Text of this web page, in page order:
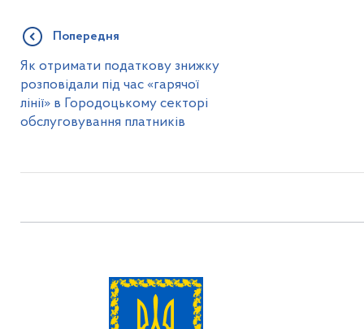
Попередня
Як отримати податкову знижку
розповідали під час «гарячої
лінії» в Городоцькому секторі
обслуговування платників